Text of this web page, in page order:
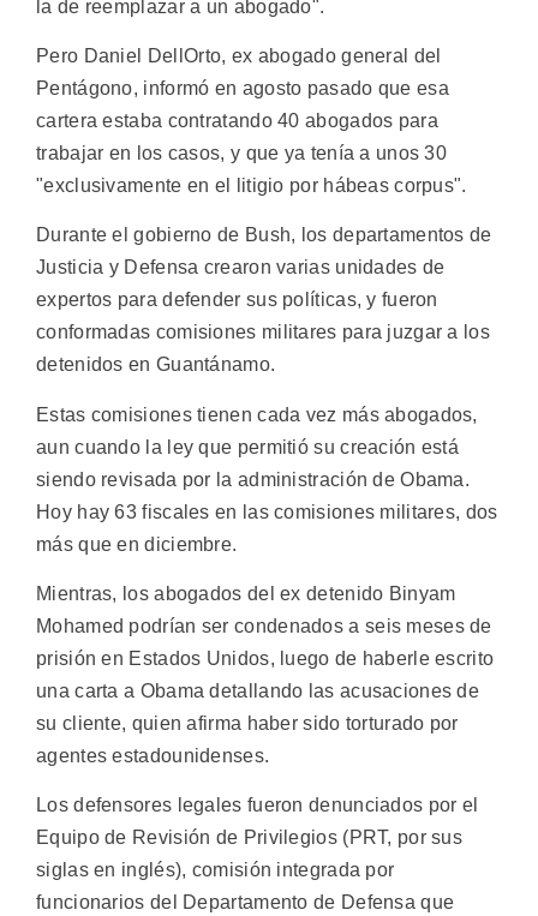
la de reemplazar a un abogado".
Pero Daniel DellOrto, ex abogado general del
Pentágono, informó en agosto pasado que esa
cartera estaba contratando 40 abogados para
trabajar en los casos, y que ya tenía a unos 30
"exclusivamente en el litigio por hábeas corpus".
Durante el gobierno de Bush, los departamentos de
Justicia y Defensa crearon varias unidades de
expertos para defender sus políticas, y fueron
conformadas comisiones militares para juzgar a los
detenidos en Guantánamo.
Estas comisiones tienen cada vez más abogados,
aun cuando la ley que permitió su creación está
siendo revisada por la administración de Obama.
Hoy hay 63 fiscales en las comisiones militares, dos
más que en diciembre.
Mientras, los abogados del ex detenido Binyam
Mohamed podrían ser condenados a seis meses de
prisión en Estados Unidos, luego de haberle escrito
una carta a Obama detallando las acusaciones de
su cliente, quien afirma haber sido torturado por
agentes estadounidenses.
Los defensores legales fueron denunciados por el
Equipo de Revisión de Privilegios (PRT, por sus
siglas en inglés), comisión integrada por
funcionarios del Departamento de Defensa que